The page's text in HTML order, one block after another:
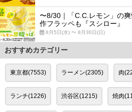
〜8/30｜「C.C.レモン」の
作フラッペも『スシロー』
8月5日(水) 〜 8月30日(日)
おすすめカテゴリー
東京都(7553) ラーメン(2305) 肉
ランチ(1226) 渋谷区(1215) 焼肉